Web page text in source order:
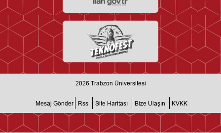
2026 Trabzon Üniversitesi
Mesaj Gönder Rss Site Haritası Bize Ulaşın KVKK